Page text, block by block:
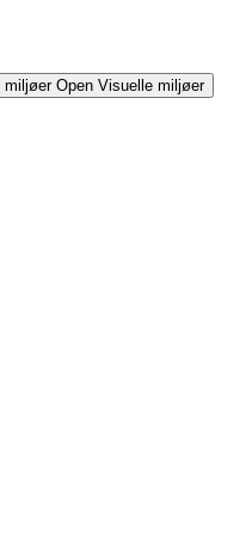
miljøer Open Visuelle miljøer